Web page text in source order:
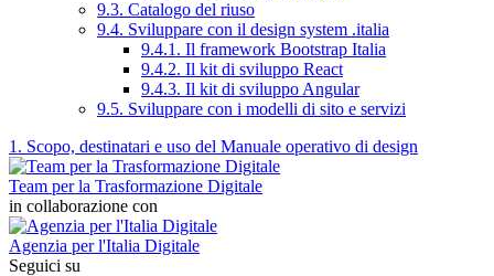
9.3. Catalogo del riuso
9.4. Sviluppare con il design system .italia
9.4.1. Il framework Bootstrap Italia
9.4.2. Il kit di sviluppo React
9.4.3. Il kit di sviluppo Angular
9.5. Sviluppare con i modelli di sito e servizi
1. Scopo, destinatari e uso del Manuale operativo di design
Team per la Trasformazione Digitale
in collaborazione con
Agenzia per l'Italia Digitale
Seguici su